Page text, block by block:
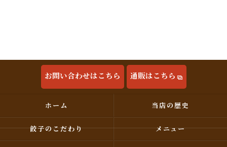
お問い合わせはこちら 通販はこちら
ホーム 当店の歴史
餃子のこだわり メニュー